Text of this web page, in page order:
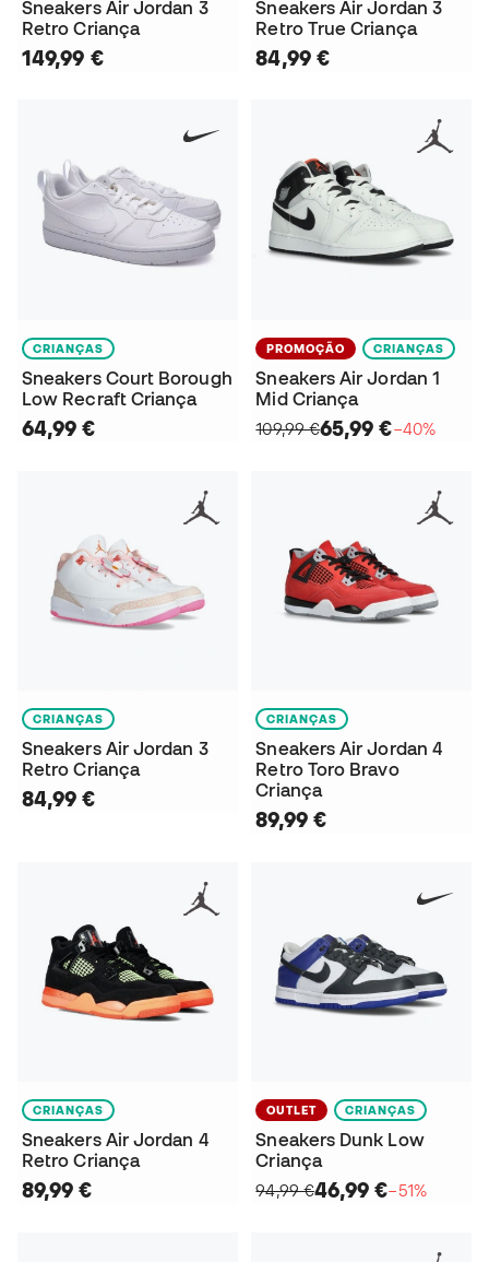
Sneakers Air Jordan 3
Retro Criança
149,99 €
Sneakers Air Jordan 3
Retro True Criança
84,99 €
CRIANÇAS
Sneakers Court Borough
Low Recraft Criança
64,99 €
PROMOÇÃO CRIANÇAS
Sneakers Air Jordan 1
Mid Criança
109,99 €65,99 €−40%
CRIANÇAS
Sneakers Air Jordan 3
Retro Criança
84,99 €
CRIANÇAS
Sneakers Air Jordan 4
Retro Toro Bravo
Criança
89,99 €
CRIANÇAS
Sneakers Air Jordan 4
Retro Criança
89,99 €
OUTLET CRIANÇAS
Sneakers Dunk Low
Criança
94,99 €46,99 €−51%